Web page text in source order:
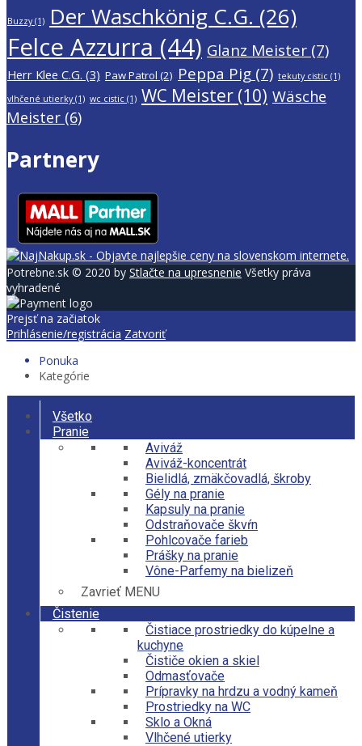
Buzzy(1) Der Waschkönig C.G. (26)
Felce Azzurra (44) Glanz Meister (7)
Herr Klee C.G. (3) Paw Patrol (2) Peppa Pig (7) tekuty cistic (1)
vlhčené utierky(1) wc cistic (1) WC Meister (10) Wäsche
Meister (6)
Partnery
Potrebne.sk © 2020 by Stlačte na upresnenie Všetky práva
vyhradené
Prejsť na začiatok
Prihlásenie/registrácia Zatvoriť
Ponuka
Kategórie
Všetko
Pranie
Aviváž
Aviváž-koncentrát
Bielidlá, zmäkčovadlá, škroby
Gély na pranie
Kapsuly na pranie
Odstraňovače škvŕn
Pohlcovače farieb
Prášky na pranie
Vône-Parfemy na bielizeň
Zavrieť MENU
Čistenie
Čistiace prostriedky do kúpelne a
kuchyne
Čističe okien a skiel
Odmasťovače
Prípravky na hrdzu a vodný kameň
Prostriedky na WC
Sklo a Okná
Vlhčené utierky